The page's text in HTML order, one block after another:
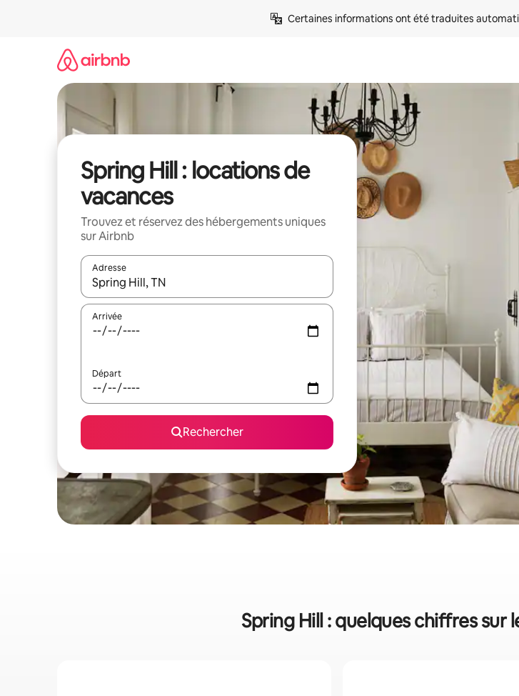
Certaines informations ont été traduites
Spring Hill : locations de
vacances
Trouvez et réservez des hébergements uniques
sur Airbnb
Adresse
Lorsque les résultats s'affichent, utilisez les flèches vers le haut et vers le bas pour les
Arrivée
Départ
Rechercher
Spring Hill : quelques chiffres sur